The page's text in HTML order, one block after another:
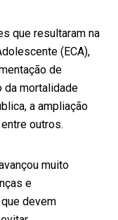
que resultaram na
(ECA),
de
da mortalidade
a ampliação
outros.
muito
e
devem